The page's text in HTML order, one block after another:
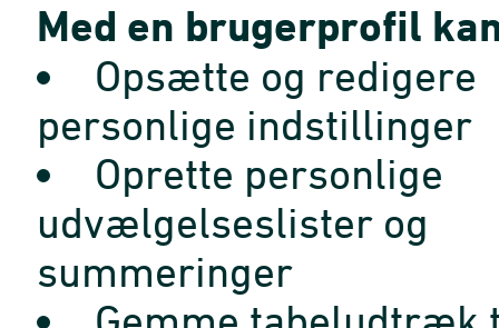
Med en brugerprofil
Opsætte og redigere
personlige indstillinger
Oprette personlige
udvælgelseslister og
summeringer